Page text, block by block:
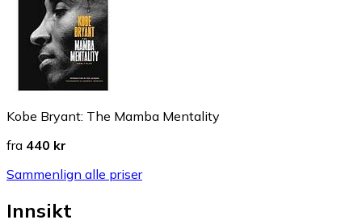
Kobe Bryant: The Mamba Mentality
fra 440 kr
Sammenlign alle priser
Innsikt